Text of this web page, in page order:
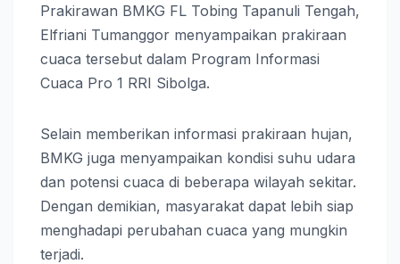
Prakirawan BMKG FL Tobing Tapanuli Tengah,
Elfriani Tumanggor menyampaikan prakiraan
cuaca tersebut dalam Program Informasi
Cuaca Pro 1 RRI Sibolga.
Selain memberikan informasi prakiraan hujan,
BMKG juga menyampaikan kondisi suhu udara
dan potensi cuaca di beberapa wilayah sekitar.
Dengan demikian, masyarakat dapat lebih siap
menghadapi perubahan cuaca yang mungkin
terjadi.